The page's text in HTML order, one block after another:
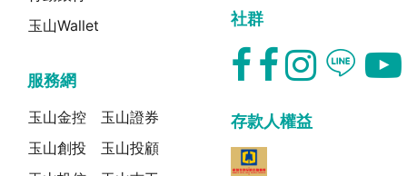
玉山Wallet
服務網
玉山金控
玉山證券
玉山創投
玉山投顧
社群
存款人權益